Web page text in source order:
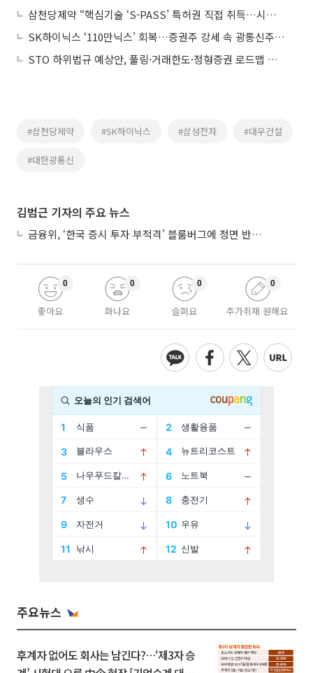
삼천당제약 “핵심기술 ‘S-PASS’ 특허권 직접 취득…시장 의혹 해소할 것”
SK하이닉스 ‘110만닉스’ 회복…증권주 강세 속 광통신주 부각
STO 하위법규 예상안, 풀링·거래한도·정형증권 로드맵 제시
#삼천당제약 #SK하이닉스 #삼성전자 #대우건설
#대한광통신
김범근 기자의 주요 뉴스
금융위, ‘한국 증시 투자 부적격’ 블룸버그에 정면 반박…“근거 불분명”
좋아요
0
화나요
0
슬퍼요
0
추가취재 원해요
0
주요뉴스
후계자 없어도 회사는 남긴다?…‘제3자 승